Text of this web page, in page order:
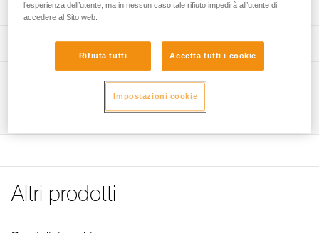
Descrizione
- composto da una placchetta COEUR STAINLESS, un
- realizzato in acciaio inossidabile 316L per garantire
un’eccellente resistenza alla corrosione per gli ambienti
esterni tradizionali,
posteriore impediscono alla placchetta di ruotare durante
caso di forti sollecitazioni laterali.
Moschettonaggio facilitato:
- foro di collegamento grande ed ergonomico per facilitare
Specifiche tecniche
Materiali: acciaio inossidabile 316L
Certificazione(i): EN 959
Diametro di foratura : 10 mm
Lunghezza totale del tassello : 70 mm
Informazioni tecniche
STAINLESS-HCR-1
Scarica il pdf UE-Declaration-P36BSXX-Coeur-Bolt-
FAQ
Altri prodotti
l’esperienza dell’utente, ma in nessun caso tale rifiuto impedirà all’utente di
accedere al Sito web.
Rifiuta tutti Accetta tutti i cookie
Impostazioni cookie